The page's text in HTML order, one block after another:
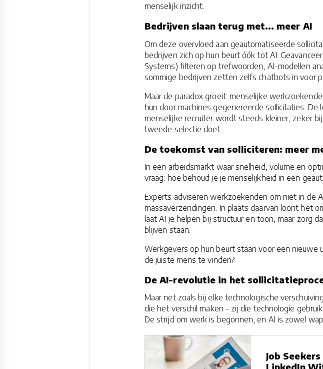
menselijk inzicht.
Bedrijven slaan terug met... meer AI
Om deze overvloed aan geautomatiseerde
bedrijven zich op hun beurt óók tot AI.
Systems) filteren op trefwoorden, AI-modellen
sommige bedrijven zetten zelfs chatbots in voor
Maar de paradox groeit: menselijke
hun door machines gegenereerde sollicitaties.
menselijke recruiter wordt steeds kleiner, zeker
tweede selectie doet.
De toekomst van solliciteren: meer
In een arbeidsmarkt waar snelheid, volume en
vraag: hoe behoud je je menselijkheid in een
Experts adviseren werkzoekenden om niet in de
massaverzendingen. In plaats daarvan loont het
laat AI je helpen bij structuur en toon, maar zorg
blijven staan.
Werkgevers op hun beurt staan voor een nieuwe
de juiste mens te vinden?
De AI-revolutie in het
Maar net zoals bij elke technologische
die het verschil maken – zij die technologie
De strijd om werk is begonnen, en AI is zowel
Job